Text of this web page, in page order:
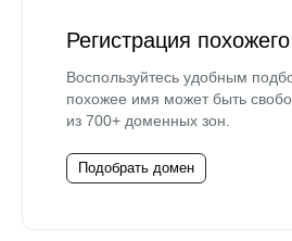
Регистрация
Воспользуйтесь удобным
похожее имя может быть
из 700+ доменных зон.
Подобрать домен